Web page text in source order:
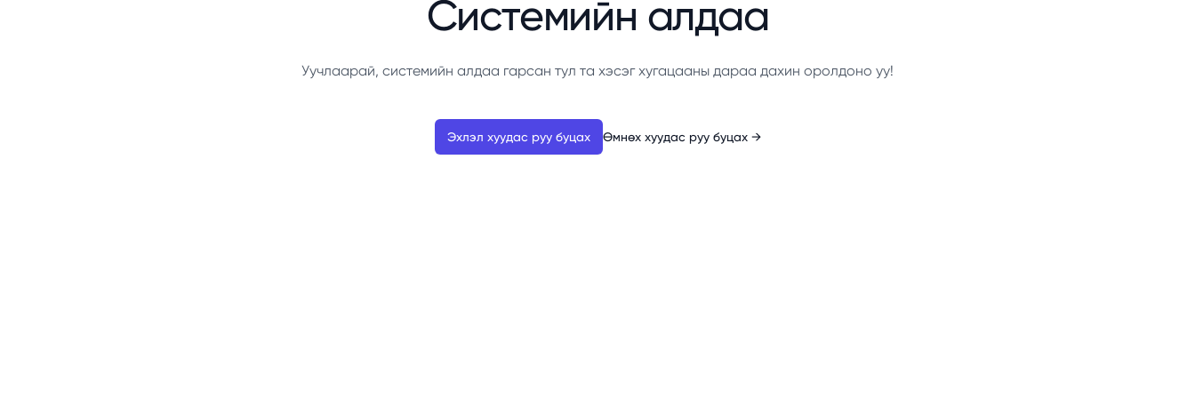
Системийн алдаа
Уучлаарай, системийн алдаа гарсан тул та хэсэг хугацааны дараа дахин оролдоно уу!
Эхлэл хуудас руу буцах Өмнөх хуудас руу буцах →